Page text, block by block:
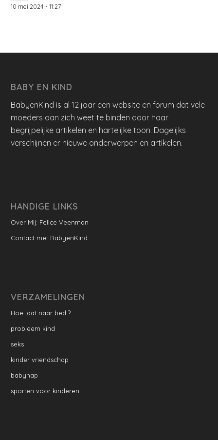
10 mei 2024 - 11:27
BABY EN KIND
BabyenKind is al 12 jaar een website en forum dat vele
moeders aan zich weet te binden door haar
begrijpelijke artikelen en hartelijke toon. Dagelijks
verschijnen er nieuwe onderwerpen en artikelen.
HANDIGE LINKS
Over Mij: Felice Veenman
Contact met BabyenKind
VERZAMELINGEN
Hoe laat naar bed ?
probleem kind
seks
kinder vriendschap
babyhap
sporten voor kinderen